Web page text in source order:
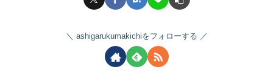
ashigarukumakichiをフォローする